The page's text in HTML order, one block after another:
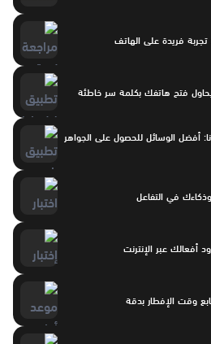
فتح هاتفك بكلمة سر خاطئة
أفضل الوسائل للحصول على الجواهر
في التفاعل
أفعالك عبر الإنترنت
وقت الإفطار بدقة